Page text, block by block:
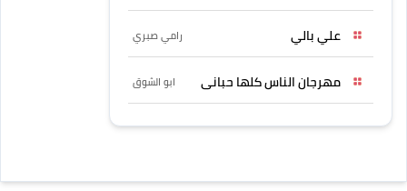
علي بالي رامي صبري
مهرجان الناس كلها حبانى ابو الشوق